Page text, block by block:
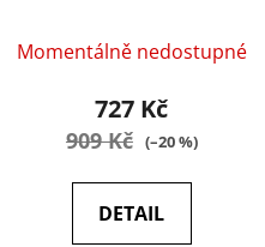
Momentálně nedostupné
727 Kč
909 Kč (–20 %)
DETAIL